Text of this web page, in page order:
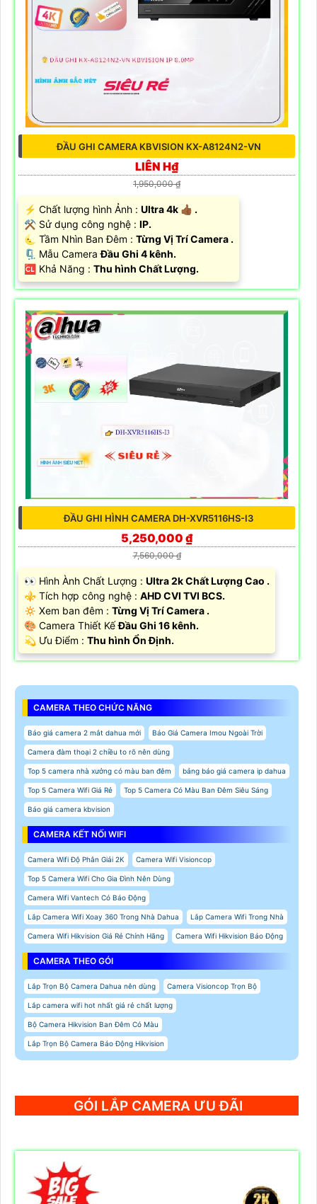
ĐẦU GHI CAMERA KBVISION KX-A8124N2-VN
LIÊN H₫
1,950,000 ₫
️⚡ Chất lượng hình Ảnh : Ultra 4k 👍🏾 .
⚒ Sử dụng công nghệ : IP.
🌜 Tầm Nhìn Ban Đêm : Từng Vị Trí Camera .
🗜️ Mẫu CameraĐầu Ghi 4 kênh.
️🆑 Khả Năng : Thu hình Chất Lượng.
ĐẦU GHI HÌNH CAMERA DH-XVR5116HS-I3
5,250,000 ₫
7,560,000 ₫
️👀 Hình Ành Chất Lượng : Ultra 2k Chất Lượng Cao .
⚜️ Tích hợp công nghệ : AHD CVI TVI BCS.
🔅 Xem ban đêm : Từng Vị Trí Camera .
🎨 Camera Thiết KếĐầu Ghi 16 kênh.
️💫 Ưu Điểm : Thu hình Ổn Định.
CAMERA THEO CHỨC NĂNG
Báo giá camera 2 mắt dahua mới Báo Giá Camera Imou Ngoài Trời
Camera đàm thoại 2 chiều to rõ nên dùng
Top 5 camera nhà xưởng có màu ban đêm bảng báo giá camera ip dahua
Top 5 Camera Wifi Giá Rẻ Top 5 Camera Có Màu Ban Đêm Siêu Sáng
Báo giá camera kbvision
CAMERA KẾT NỐI WIFI
Camera Wifi Độ Phân Giải 2K Camera Wifi Visioncop
Top 5 Camera Wifi Cho Gia Đình Nên Dùng
Camera Wifi Vantech Có Báo Động
Lắp Camera Wifi Xoay 360 Trong Nhà Dahua Lắp Camera Wifi Trong Nhà
Camera Wifi Hikvision Giá Rẻ Chính Hãng Camera Wifi Hikvision Báo Động
CAMERA THEO GÓI
Lắp Trọn Bộ Camera Dahua nên dùng Camera Visioncop Trọn Bộ
Lắp camera wifi hot nhất giá rẻ chất lượng
Bộ Camera Hikvision Ban Đêm Có Màu
Lắp Trọn Bộ Camera Báo Động Hikvision
GÓI LẮP CAMERA ƯU ĐÃI